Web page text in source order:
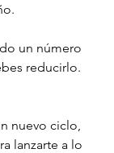
un número
reducirlo.
nuevo ciclo,
lanzarte a lo